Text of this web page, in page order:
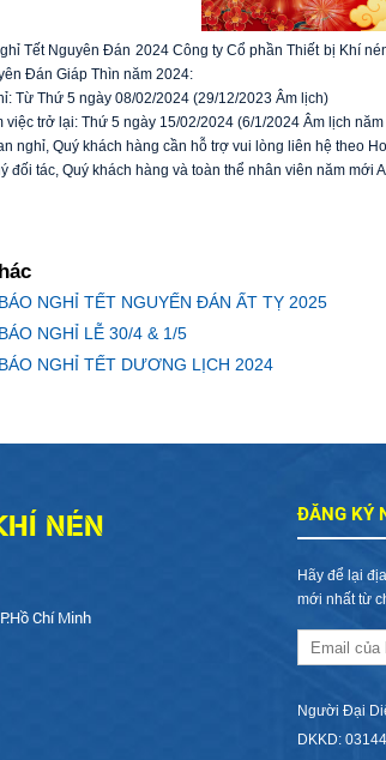
Tết Nguyên Đán 2024 Công ty Cổ phần Thiết bị Khí
Đán Giáp Thìn năm 2024:
Từ Thứ 5 ngày 08/02/2024 (29/12/2023 Âm lịch)
việc trở lại: Thứ 5 ngày 15/02/2024 (6/1/2024 Âm lịch
nghỉ, Quý khách hàng cần hỗ trợ vui lòng liên hệ theo
đối tác, Quý khách hàng và toàn thể nhân viên năm mới
NGHỈ TẾT NGUYẾN ĐÁN ẤT TỴ 2025
NGHỈ LỄ 30/4 & 1/5
NGHỈ TẾT DƯƠNG LỊCH 2024
NÉN
Chí Minh
ĐĂNG KÝ
Hãy để lại
mới nhất từ
Người Đại
DKKD: